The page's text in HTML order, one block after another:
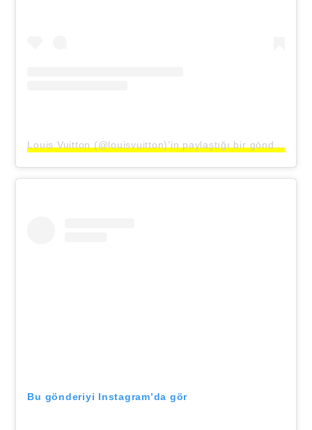
Bu gönderiyi Instagram’da gör